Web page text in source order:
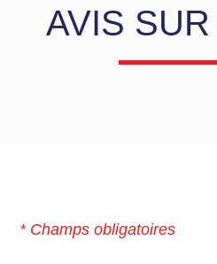
AVIS
* Champs obligatoires